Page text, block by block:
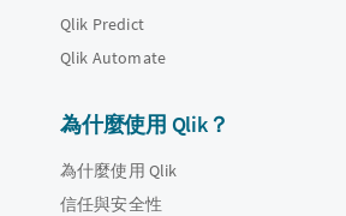
Qlik Predict
Qlik Automate
為什麼使用 Qlik？
為什麼使用 Qlik
信任與安全性